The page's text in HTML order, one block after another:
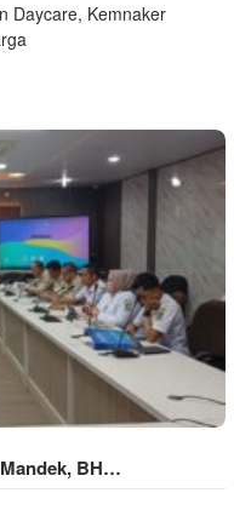
Daycare, Kemnaker
BH…